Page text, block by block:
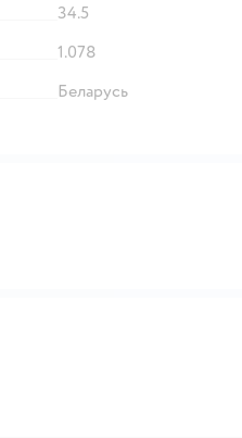
34.5
1.078
Беларусь